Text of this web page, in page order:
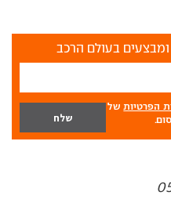
בעולם הרכב
הפרטיותשל